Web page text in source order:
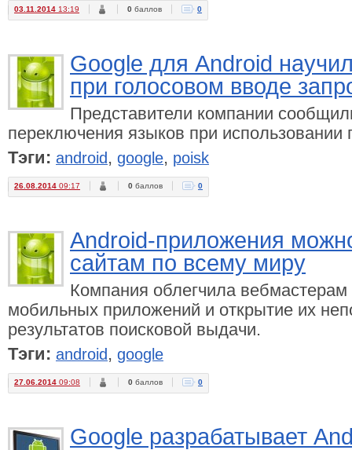
03.11.2014 13:19 0 баллов 0
Google для Android
при голосовом вводе
Представители компании
переключения языков при использовании
Тэги: android , google, poisk
26.08.2014 09:17 0 баллов 0
Android-приложения
сайтам по всему миру
Компания облегчила вебмастерам
мобильных приложений и открытие их
результатов поисковой выдачи.
Тэги: android , google
27.06.2014 09:08 0 баллов 0
Google разрабатывает